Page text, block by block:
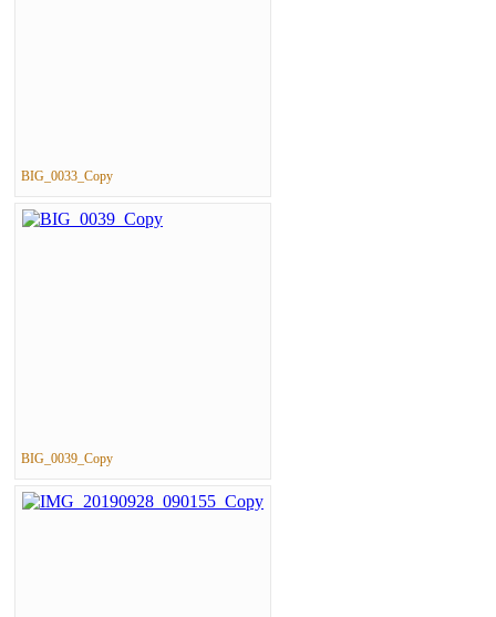
BIG_0033_Copy
BIG_0039_Copy